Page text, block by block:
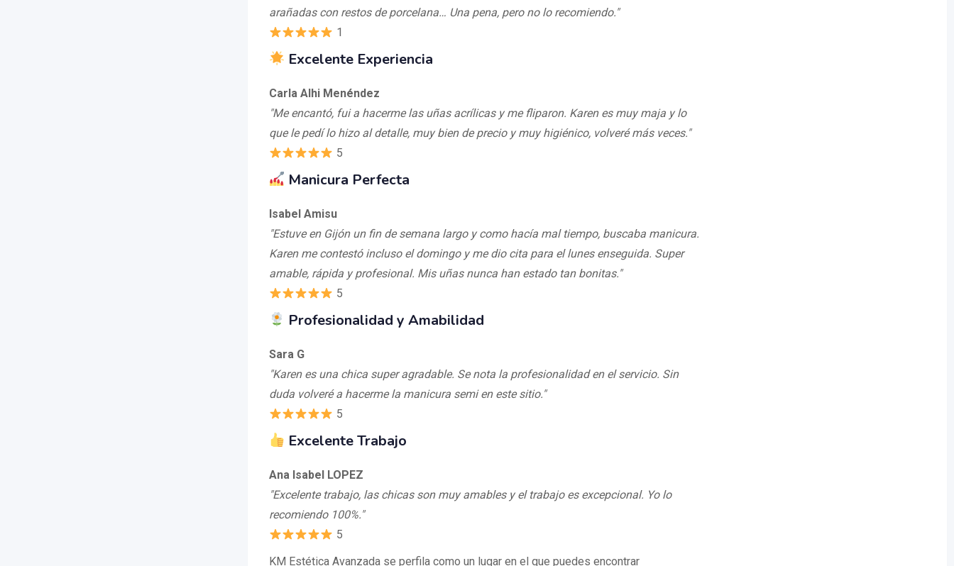
arañadas con restos de porcelana… Una pena, pero no lo recomiendo."
1
Excelente Experiencia
Carla Alhi Menéndez
"Me encantó, fui a hacerme las uñas acrílicas y me fliparon. Karen es muy maja y lo
que le pedí lo hizo al detalle, muy bien de precio y muy higiénico, volveré más veces."
5
Manicura Perfecta
Isabel Amisu
"Estuve en Gijón un fin de semana largo y como hacía mal tiempo, buscaba manicura.
Karen me contestó incluso el domingo y me dio cita para el lunes enseguida. Super
amable, rápida y profesional. Mis uñas nunca han estado tan bonitas."
5
Profesionalidad y Amabilidad
Sara G
"Karen es una chica super agradable. Se nota la profesionalidad en el servicio. Sin
duda volveré a hacerme la manicura semi en este sitio."
5
Excelente Trabajo
Ana Isabel LOPEZ
"Excelente trabajo, las chicas son muy amables y el trabajo es excepcional. Yo lo
recomiendo 100%."
5
KM Estética Avanzada se perfila como un lugar en el que puedes encontrar